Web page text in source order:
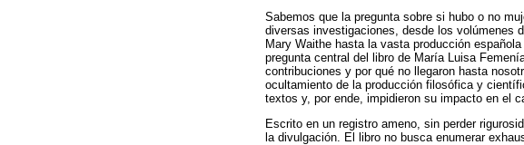
Sabemos que la pregunta sobre si hubo o no
diversas investigaciones, desde los volúmenes
Mary Waithe hasta la vasta producción
pregunta central del libro de María Luisa
contribuciones y por qué no llegaron hasta
ocultamiento de la producción filosófica y
textos y, por ende, impidieron su impacto en el
Escrito en un registro ameno, sin perder
la divulgación. El libro no busca enumerar